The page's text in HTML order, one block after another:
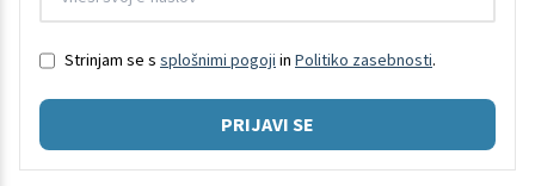
Strinjam se s splošnimi pogoji in Politiko zasebnosti.
PRIJAVI SE